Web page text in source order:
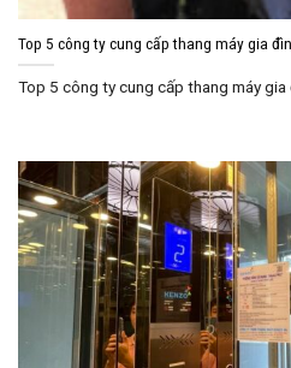
Top 5 công ty cung cấp thang máy gia
Top 5 công ty cung cấp thang máy gia